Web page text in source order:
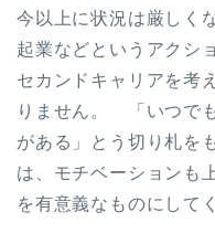
今以上に状況は厳しく
起業などというアクシ
セカンドキャリアを考
りません。 「いつで
がある」とう切り札を
は、モチベーションも
を有意義なものにして